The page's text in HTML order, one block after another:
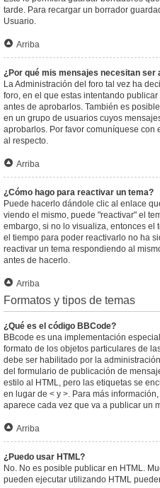
tarde. Para recargar un borrador
Usuario.
Arriba
¿Por qué mis mensajes necesitan ser
La Administración del foro tal vez ha
foro, en el que estas intentando
antes de aprobarlos. También es
en un grupo de usuarios cuyos
aprobarlos. Por favor comuníquese con
al respecto.
Arriba
¿Cómo hago para reactivar un tema?
Puede hacerlo dándole clic al enlace
viendo el mismo, puede "reactivar" el
embargo, si no lo visualiza, entonces
el tiempo para poder reactivarlo no ha
reactivar un tema respondiendo al
antes de hacerlo.
Arriba
Formatos y tipos de temas
¿Qué es el código BBCode?
BBcode es una implementación
formato de los objetos particulares de
debe ser habilitado por la
del formulario de publicación de
estilo al HTML, pero las etiquetas se
en lugar de < y >. Para más
aparece cada vez que va a publicar un
Arriba
¿Puedo usar HTML?
No. No es posible publicar en HTML.
pueden ejecutar utilizando HTML